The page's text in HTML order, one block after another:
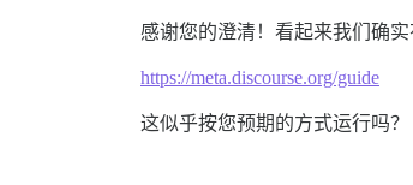
感谢您的澄清！看起来我们确实
https://meta.discourse.org/guide
这似乎按您预期的方式运行吗？